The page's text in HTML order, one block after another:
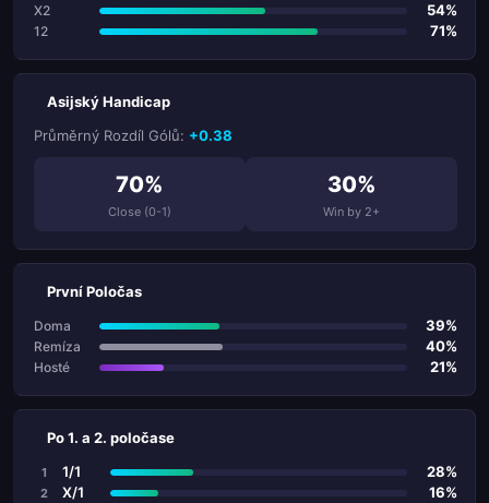
X2 54%
12 71%
Asijský Handicap
Průměrný Rozdíl Gólů: +0.38
70%
Close (0-1)
30%
Win by 2+
První Poločas
Doma 39%
Remíza 40%
Hosté 21%
Po 1. a 2. poločase
1 1/1 28%
2 X/1 16%